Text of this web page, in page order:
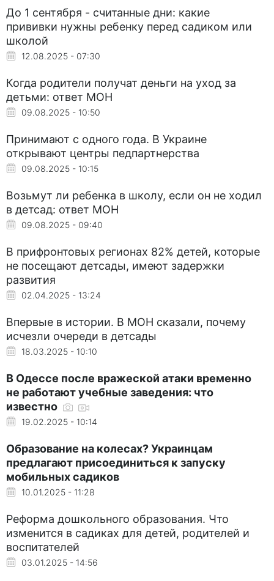
До 1 сентября - считанные дни: какие
прививки нужны ребенку перед садиком или
школой
12.08.2025 - 07:30
Когда родители получат деньги на уход за
детьми: ответ МОН
09.08.2025 - 10:50
Принимают с одного года. В Украине
открывают центры педпартнерства
09.08.2025 - 10:15
Возьмут ли ребенка в школу, если он не ходил
в детсад: ответ МОН
09.08.2025 - 09:40
В прифронтовых регионах 82% детей, которые
не посещают детсады, имеют задержки
развития
02.04.2025 - 13:24
Впервые в истории. В МОН сказали, почему
исчезли очереди в детсады
18.03.2025 - 10:10
В Одессе после вражеской атаки временно
не работают учебные заведения: что
известно
19.02.2025 - 10:14
Образование на колесах? Украинцам
предлагают присоединиться к запуску
мобильных садиков
10.01.2025 - 11:28
Реформа дошкольного образования. Что
изменится в садиках для детей, родителей и
воспитателей
03.01.2025 - 14:56